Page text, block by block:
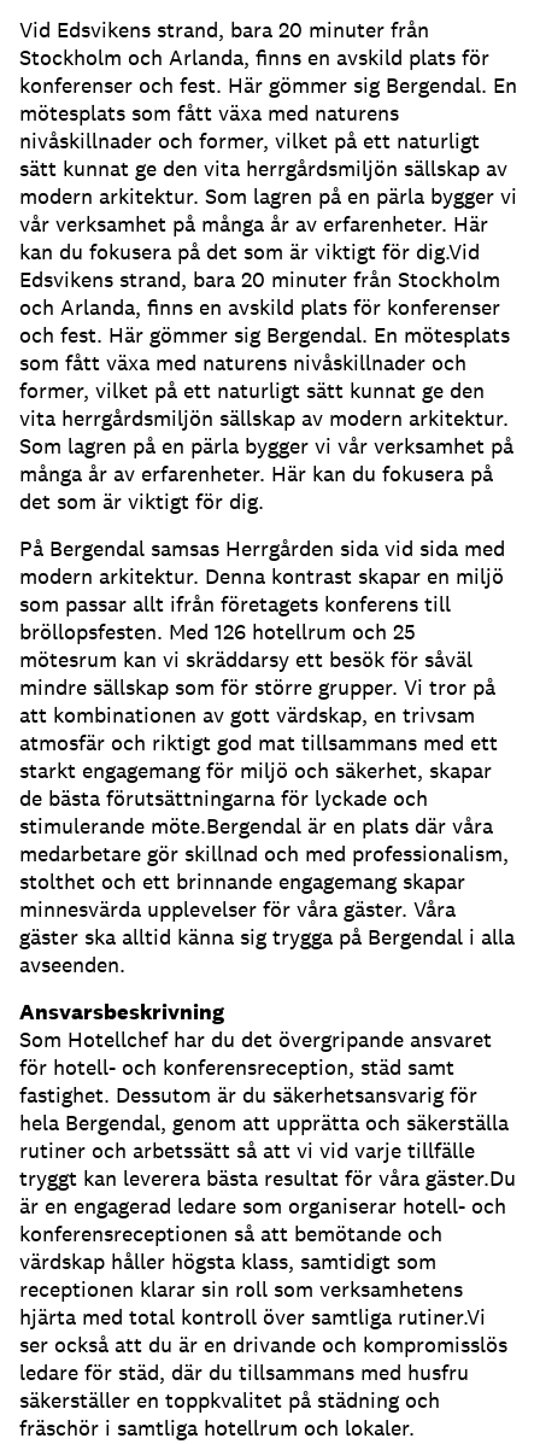
Vid Edsvikens strand, bara 20 minuter från
Stockholm och Arlanda, finns en avskild plats för
konferenser och fest. Här gömmer sig Bergendal. En
mötesplats som fått växa med naturens
nivåskillnader och former, vilket på ett naturligt
sätt kunnat ge den vita herrgårdsmiljön sällskap av
modern arkitektur. Som lagren på en pärla bygger vi
vår verksamhet på många år av erfarenheter. Här
kan du fokusera på det som är viktigt för dig.Vid
Edsvikens strand, bara 20 minuter från Stockholm
och Arlanda, finns en avskild plats för konferenser
och fest. Här gömmer sig Bergendal. En mötesplats
som fått växa med naturens nivåskillnader och
former, vilket på ett naturligt sätt kunnat ge den
vita herrgårdsmiljön sällskap av modern arkitektur.
Som lagren på en pärla bygger vi vår verksamhet på
många år av erfarenheter. Här kan du fokusera på
det som är viktigt för dig.
På Bergendal samsas Herrgården sida vid sida med
modern arkitektur. Denna kontrast skapar en miljö
som passar allt ifrån företagets konferens till
bröllopsfesten. Med 126 hotellrum och 25
mötesrum kan vi skräddarsy ett besök för såväl
mindre sällskap som för större grupper. Vi tror på
att kombinationen av gott värdskap, en trivsam
atmosfär och riktigt god mat tillsammans med ett
starkt engagemang för miljö och säkerhet, skapar
de bästa förutsättningarna för lyckade och
stimulerande möte.Bergendal är en plats där våra
medarbetare gör skillnad och med professionalism,
stolthet och ett brinnande engagemang skapar
minnesvärda upplevelser för våra gäster. Våra
gäster ska alltid känna sig trygga på Bergendal i alla
avseenden.
Ansvarsbeskrivning
Som Hotellchef har du det övergripande ansvaret
för hotell- och konferensreception, städ samt
fastighet. Dessutom är du säkerhetsansvarig för
hela Bergendal, genom att upprätta och säkerställa
rutiner och arbetssätt så att vi vid varje tillfälle
tryggt kan leverera bästa resultat för våra gäster.Du
är en engagerad ledare som organiserar hotell- och
konferensreceptionen så att bemötande och
värdskap håller högsta klass, samtidigt som
receptionen klarar sin roll som verksamhetens
hjärta med total kontroll över samtliga rutiner.Vi
ser också att du är en drivande och kompromisslös
ledare för städ, där du tillsammans med husfru
säkerställer en toppkvalitet på städning och
fräschör i samtliga hotellrum och lokaler.